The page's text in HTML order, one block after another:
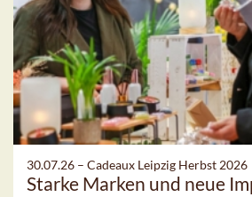
30.07.26 – Cadeaux Leipzig Herbst 2026
Starke Marken und neue